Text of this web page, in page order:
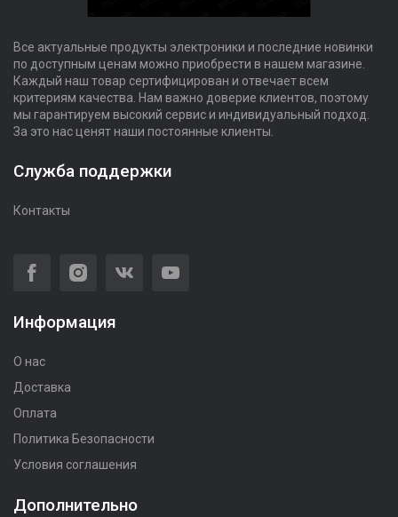
Все актуальные продукты электроники и последние новинки
по доступным ценам можно приобрести в нашем магазине.
Каждый наш товар сертифицирован и отвечает всем
критериям качества. Нам важно доверие клиентов, поэтому
мы гарантируем высокий сервис и индивидуальный подход.
За это нас ценят наши постоянные клиенты.
Служба поддержки
Контакты
Информация
О нас
Доставка
Оплата
Политика Безопасности
Условия соглашения
Дополнительно